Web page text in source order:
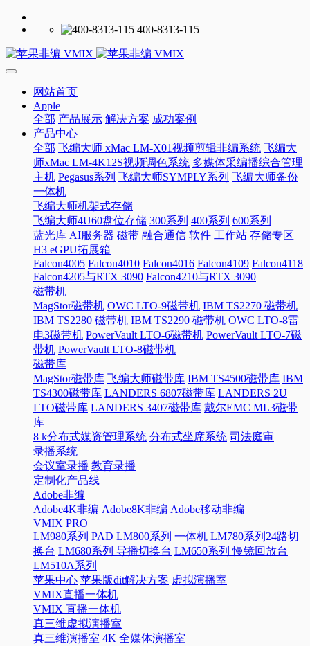
400-8313-115
网站首页
Apple
全部 产品展示 解决方案 成功案例
产品中心
全部 飞编大师 xMac LM-X01视频剪辑非编系统 飞编大
师xMac LM-4K12S视频调色系统 多媒体采编播综合管理
主机 Pegasus系列 飞编大师SYMPLY系列 飞编大师备份
一体机
飞编大师机架式存储
飞编大师4U60盘位存储 300系列 400系列 600系列
蓝光库 AI服务器 磁带 融合通信 软件 工作站 存储专区
H3 eGPU拓展箱
Falcon4005 Falcon4010 Falcon4016 Falcon4109 Falcon4118
Falcon4205与RTX 3090 Falcon4210与RTX 3090
磁带机
MagStor磁带机 OWC LTO-9磁带机 IBM TS2270 磁带机
IBM TS2280 磁带机 IBM TS2290 磁带机 OWC LTO-8雷
电3磁带机 PowerVault LTO-6磁带机 PowerVault LTO-7磁
带机 PowerVault LTO-8磁带机
磁带库
MagStor磁带库 飞编大师磁带库 IBM TS4500磁带库 IBM
TS4300磁带库 LANDERS 6807磁带库 LANDERS 2U
LTO磁带库 LANDERS 3407磁带库 戴尔EMC ML3磁带
库
8 k分布式媒资管理系统 分布式坐席系统 司法庭审
录播系统
会议室录播 教育录播
定制化产品线
Adobe非编
Adobe4K非编 Adobe8K非编 Adobe移动非编
VMIX PRO
LM980系列 PAD LM800系列 一体机 LM780系列24路切
换台 LM680系列 导播切换台 LM650系列 慢镜回放台
LM510A系列
苹果中心 苹果版dit解决方案 虚拟演播室
VMIX直播一体机
VMIX 直播一体机
真三维虚拟演播室
真三维演播室 4K 全媒体演播室